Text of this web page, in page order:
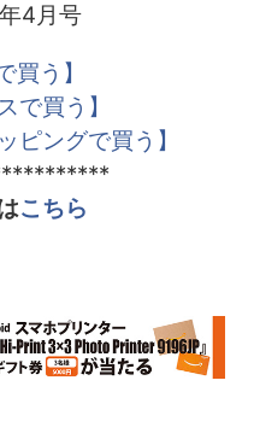
4月号
買う】
で買う】
ピングで買う】
こちら